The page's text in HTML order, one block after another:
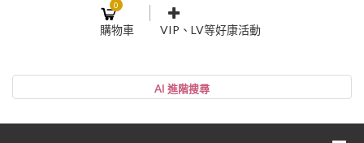
0
購物車 VIP、LV等好康活動
帳號